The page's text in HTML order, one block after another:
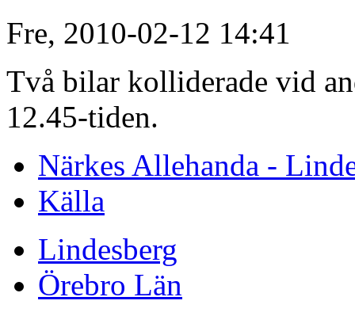
Fre, 2010-02-12 14:41
Två bilar kolliderade vid
12.45-tiden.
Närkes Allehanda -
Källa
Lindesberg
Örebro Län